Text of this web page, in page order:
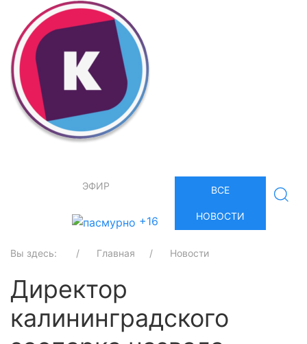
ЭФИР
+16
ВСЕ
НОВОСТИ
Вы здесь: Главная Новости
Директор
калининградского